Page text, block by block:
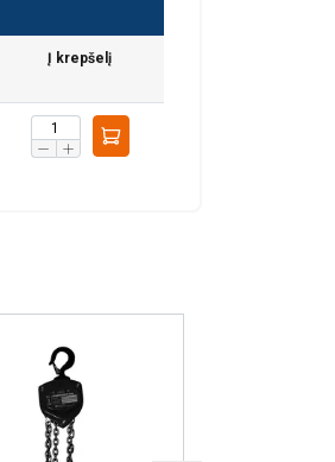
Į krepšelį